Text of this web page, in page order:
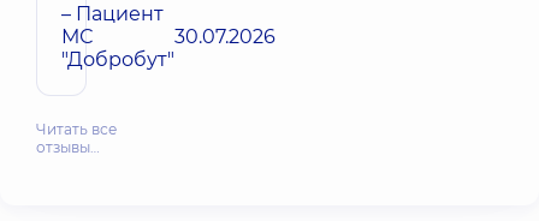
– Пациент
МС
"Добробут"
30.07.2026
Читать все
отзывы…